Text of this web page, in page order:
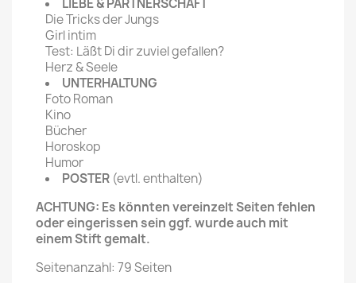
LIEBE & PARTNERSCHAFT
Die Tricks der Jungs
Girl intim
Test: Läßt Di dir zuviel gefallen?
Herz & Seele
UNTERHALTUNG
Foto Roman
Kino
Bücher
Horoskop
Humor
POSTER (evtl. enthalten)
ACHTUNG: Es könnten vereinzelt Seiten fehlen
oder eingerissen sein ggf. wurde auch mit
einem Stift gemalt.
Seitenanzahl: 79 Seiten